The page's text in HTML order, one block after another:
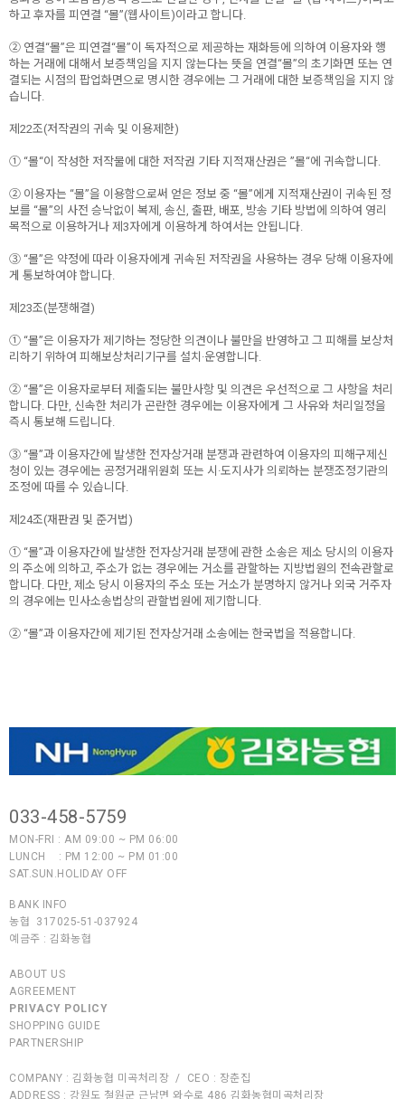
하고 후자를 피연결 “몰”(웹사이트)이라고 합니다.
② 연결“몰”은 피연결“몰”이 독자적으로 제공하는 재화등에 의하여 이용자와 행
하는 거래에 대해서 보증책임을 지지 않는다는 뜻을 연결“몰”의 초기화면 또는 연
결되는 시점의 팝업화면으로 명시한 경우에는 그 거래에 대한 보증책임을 지지 않
습니다.
제22조(저작권의 귀속 및 이용제한)
① “몰“이 작성한 저작물에 대한 저작권 기타 지적재산권은 ”몰“에 귀속합니다.
② 이용자는 “몰”을 이용함으로써 얻은 정보 중 “몰”에게 지적재산권이 귀속된 정
보를 “몰”의 사전 승낙없이 복제, 송신, 출판, 배포, 방송 기타 방법에 의하여 영리
목적으로 이용하거나 제3자에게 이용하게 하여서는 안됩니다.
③ “몰”은 약정에 따라 이용자에게 귀속된 저작권을 사용하는 경우 당해 이용자에
게 통보하여야 합니다.
제23조(분쟁해결)
① “몰”은 이용자가 제기하는 정당한 의견이나 불만을 반영하고 그 피해를 보상처
리하기 위하여 피해보상처리기구를 설치·운영합니다.
② “몰”은 이용자로부터 제출되는 불만사항 및 의견은 우선적으로 그 사항을 처리
합니다. 다만, 신속한 처리가 곤란한 경우에는 이용자에게 그 사유와 처리일정을
즉시 통보해 드립니다.
③ “몰”과 이용자간에 발생한 전자상거래 분쟁과 관련하여 이용자의 피해구제신
청이 있는 경우에는 공정거래위원회 또는 시·도지사가 의뢰하는 분쟁조정기관의
조정에 따를 수 있습니다.
제24조(재판권 및 준거법)
① “몰”과 이용자간에 발생한 전자상거래 분쟁에 관한 소송은 제소 당시의 이용자
의 주소에 의하고, 주소가 없는 경우에는 거소를 관할하는 지방법원의 전속관할로
합니다. 다만, 제소 당시 이용자의 주소 또는 거소가 분명하지 않거나 외국 거주자
의 경우에는 민사소송법상의 관할법원에 제기합니다.
② “몰”과 이용자간에 제기된 전자상거래 소송에는 한국법을 적용합니다.
033-458-5759
MON-FRI : AM 09:00 ~ PM 06:00
LUNCH : PM 12:00 ~ PM 01:00
SAT.SUN.HOLIDAY OFF
BANK INFO
농협 317025-51-037924
예금주 : 김화농협
ABOUT US
AGREEMENT
PRIVACY POLICY
SHOPPING GUIDE
PARTNERSHIP
COMPANY : 김화농협 미곡처리장 / CEO : 장춘집
ADDRESS : 강원도 철원군 근남면 와수로 486 김화농협미곡처리장